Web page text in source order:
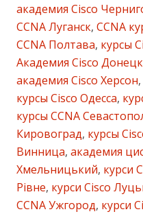
академия Cisco
CCNA Луганск, CCNA
CCNA Полтава, курсы
Академия Cisco Донецк
академия Cisco Херсон,
курсы Cisco Одесса,
курсы CCNA
Кировоград, курсы
Винница, академия
Хмельницький, курси
Рівне, курси Cisco
CCNA Ужгород, курси